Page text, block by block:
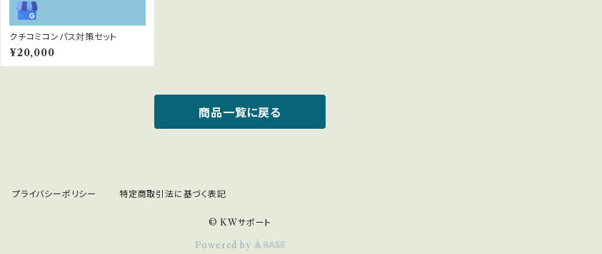
クチコミコンパス対策セット
¥20,000
商品一覧に戻る
プライバシーポリシー 特定商取引法に基づく表記
© KWサポート
Powered by